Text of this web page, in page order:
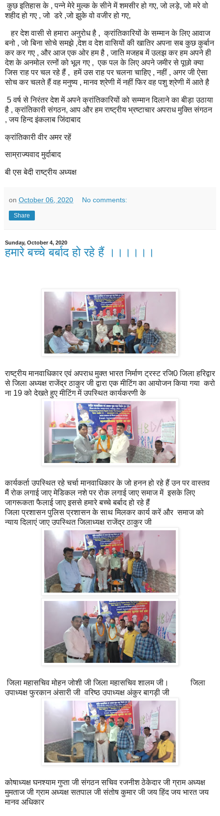
कुछ इतिहास के , पन्ने मेरे मुल्क के सीने में शमसीर हो गए, जो लड़े, जो मरे वो
शहीद हो गए , जो डरे ,जो झुके वो वजीर हो गए,
हर देश वासी से हमारा अनुरोध है , क्रांतिकारियों के सम्मान के लिए आवाज
बनो , जो बिना सोचे समझे ,देश व देश वासियों की खातिर अपना सब कुछ कुर्बान
कर कर गए , और आज एक ओर हम है , जाति मजहब में उलझ कर हम अपने ही
देश के अनमोल रत्नों को भूल गए , एक पल के लिए अपने जमीर से पूछो क्या
जिस राह पर चल रहे हैं , हमें उस राह पर चलना चाहिए , नहीं , अगर जी ऐसा
सोच कर चलते हैं वह मनुष्य , मानव श्रेणी में नहीं फिर वह पशु श्रेणी में आते है
5 वर्ष से निरंतर देश में अपने क्रांतिकारियों को सम्मान दिलाने का बीड़ा उठाया
है , क्रांतिकारी संगठन, आप और हम राष्ट्रीय भ्रष्टाचार अपराध मुक्ति संगठन
, जय हिन्द इंकलाब जिंदाबाद
क्रांतिकारी वीर अमर रहें
साम्राज्यवाद मुर्दाबाद
बी एस बेदी राष्ट्रीय अध्यक्ष
on October 06, 2020 No comments:
Share
Sunday, October 4, 2020
हमारे बच्चे बर्बाद हो रहे हैं ।।।।।।
राष्ट्रीय मानवाधिकार एवं अपराध मुक्त भारत निर्माण ट्रस्ट रजि0 जिला हरिद्वार
से जिला अध्यक्ष राजेंद्र ठाकुर जी द्वारा एक मीटिंग का आयोजन किया गया करो
ना 19 को देखते हुए मीटिंग में उपस्थित कार्यकरणी के
कार्यकर्ता उपस्थित रहे चर्चा मानवाधिकार के जो हनन हो रहे हैं उन पर वास्तव
मैं रोक लगाई जाए मेडिकल नशे पर रोक लगाई जाए समाज में इसके लिए
जागरूकता फैलाई जाए इससे हमारे बच्चे बर्बाद हो रहे हैं
जिला प्रशासन पुलिस प्रशासन के साथ मिलकर कार्य करें और समाज को
न्याय दिलाएं जाए उपस्थित जिलाध्यक्ष राजेंद्र ठाकुर जी
जिला महासचिव मोहन जोशी जी जिला महासचिव शालम जी। जिला
उपाध्यक्ष फुरकान अंसारी जी वरिष्ठ उपाध्यक्ष अंकुर बागड़ी जी
कोषाध्यक्ष घनश्याम गुप्ता जी संगठन सचिव रजनीश ठेकेदार जी ग्राम अध्यक्ष
मुमताज जी ग्राम अध्यक्ष सतपाल जी संतोष कुमार जी जय हिंद जय भारत जय
मानव अधिकार